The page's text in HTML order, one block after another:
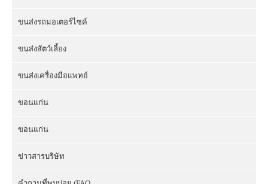
ขนส่งรถมอเตอร์ไซค์
ขนส่งสัตว์เลี้ยง
ขนส่งเครื่องมือแพทย์
ขอนแก่น
ขอนแก่น
ข่าวสารบริษัท